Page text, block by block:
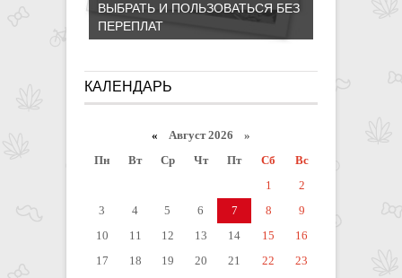
ВЫБРАТЬ И ПОЛЬЗОВАТЬСЯ БЕЗ
ПЕРЕПЛАТ
КАЛЕНДАРЬ
« Август 2026 »
Пн
Вт Ср Чт Пт Сб
Вс
1
2
3
4 5 6 7 8
9
10
11 12 13 14 15
16
17
18 19 20 21 22
23